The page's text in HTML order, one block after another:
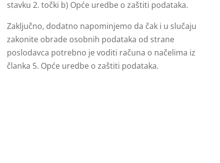
stavku 2. točki b) Opće uredbe o zaštiti podataka.
Zaključno, dodatno napominjemo da čak i u slučaju
zakonite obrade osobnih podataka od strane
poslodavca potrebno je voditi računa o načelima iz
članka 5. Opće uredbe o zaštiti podataka.